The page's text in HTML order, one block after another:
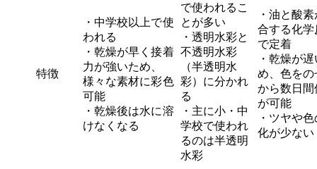
特徴
・中学校以上で使
われる
・乾燥が早く接着
力が強いため、
様々な素材に彩色
可能
・乾燥後は水に溶
けなくなる
で使われるこ
とが多い
・透明水彩と
不透明水彩
（半透明水
彩）に分かれ
る
・主に小・中
学校で使われ
るのは半透明
水彩
・油と酸
合する化学
で定着
・乾燥が
め、色をの
から数日間
が可能
・ツヤや
化が少ない